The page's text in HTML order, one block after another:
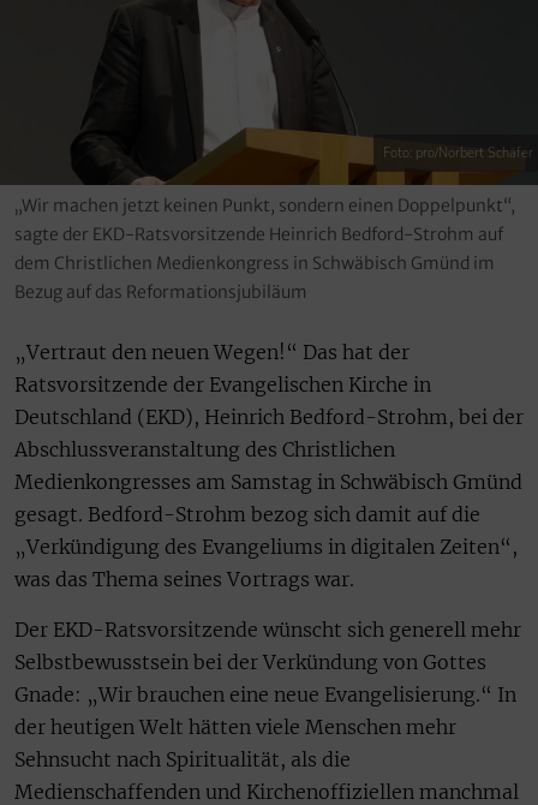
Foto: pro/Norbert Schäfer
„Wir machen jetzt keinen Punkt, sondern einen Doppelpunkt“,
sagte der EKD-Ratsvorsitzende Heinrich Bedford-Strohm auf
dem Christlichen Medienkongress in Schwäbisch Gmünd im
Bezug auf das Reformationsjubiläum
„Vertraut den neuen Wegen!“ Das hat der
Ratsvorsitzende der Evangelischen Kirche in
Deutschland (EKD), Heinrich Bedford-Strohm, bei der
Abschlussveranstaltung des Christlichen
Medienkongresses am Samstag in Schwäbisch Gmünd
gesagt. Bedford-Strohm bezog sich damit auf die
„Verkündigung des Evangeliums in digitalen Zeiten“,
was das Thema seines Vortrags war.
Der EKD-Ratsvorsitzende wünscht sich generell mehr
Selbstbewusstsein bei der Verkündung von Gottes
Gnade: „Wir brauchen eine neue Evangelisierung.“ In
der heutigen Welt hätten viele Menschen mehr
Sehnsucht nach Spiritualität, als die
Medienschaffenden und Kirchenoffiziellen manchmal